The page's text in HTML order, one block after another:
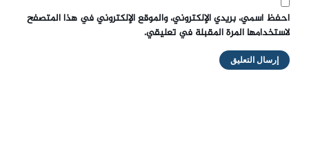
احفظ اسمي، بريدي الإلكتروني، والموقع الإلكتروني في هذا المتصفح
لاستخدامها المرة المقبلة في تعليقي.